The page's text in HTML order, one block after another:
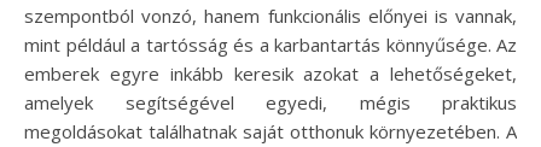
szempontból vonzó, hanem funkcionális előnyei is vannak,
mint például a tartósság és a karbantartás könnyűsége. Az
emberek egyre inkább keresik azokat a lehetőségeket,
amelyek segítségével egyedi, mégis praktikus
megoldásokat találhatnak saját otthonuk környezetében. A